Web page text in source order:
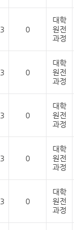
3 0
대학
원전
과정
3 0
대학
원전
과정
3 0
대학
원전
과정
3 0
대학
원전
과정
3 0
대학
원전
과정